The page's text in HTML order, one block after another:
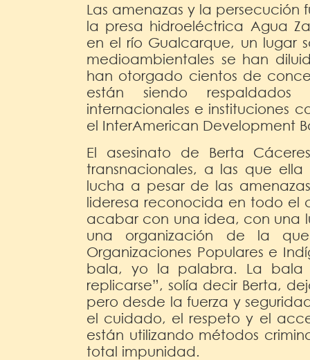
Las amenazas y la
la presa hidroeléctrica Agua
en el río Gualcarque, un lugar
medioambientales se han
han otorgado cientos de
están siendo respaldados
internacionales e instituciones
el InterAmerican Development
El asesinato de Berta
transnacionales, a las que
lucha a pesar de las
lideresa reconocida en todo el
acabar con una idea, con una
una organización de la
Organizaciones Populares e
bala, yo la palabra. La
replicarse”, solía decir Berta,
pero desde la fuerza y
el cuidado, el respeto y el
están utilizando métodos
total impunidad.